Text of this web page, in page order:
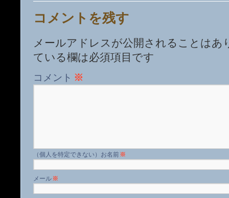
コメントを残す
メールアドレスが公開されることはあ
ている欄は必須項目です
コメント ※
名前※
メール※